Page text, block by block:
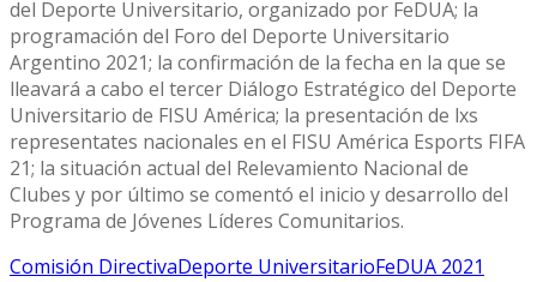
del Deporte Universitario, organizado por FeDUA; la
programación del Foro del Deporte Universitario
Argentino 2021; la confirmación de la fecha en la que se
lleavará a cabo el tercer Diálogo Estratégico del Deporte
Universitario de FISU América; la presentación de lxs
representates nacionales en el FISU América Esports FIFA
21; la situación actual del Relevamiento Nacional de
Clubes y por último se comentó el inicio y desarrollo del
Programa de Jóvenes Líderes Comunitarios.
Comisión DirectivaDeporte UniversitarioFeDUA 2021